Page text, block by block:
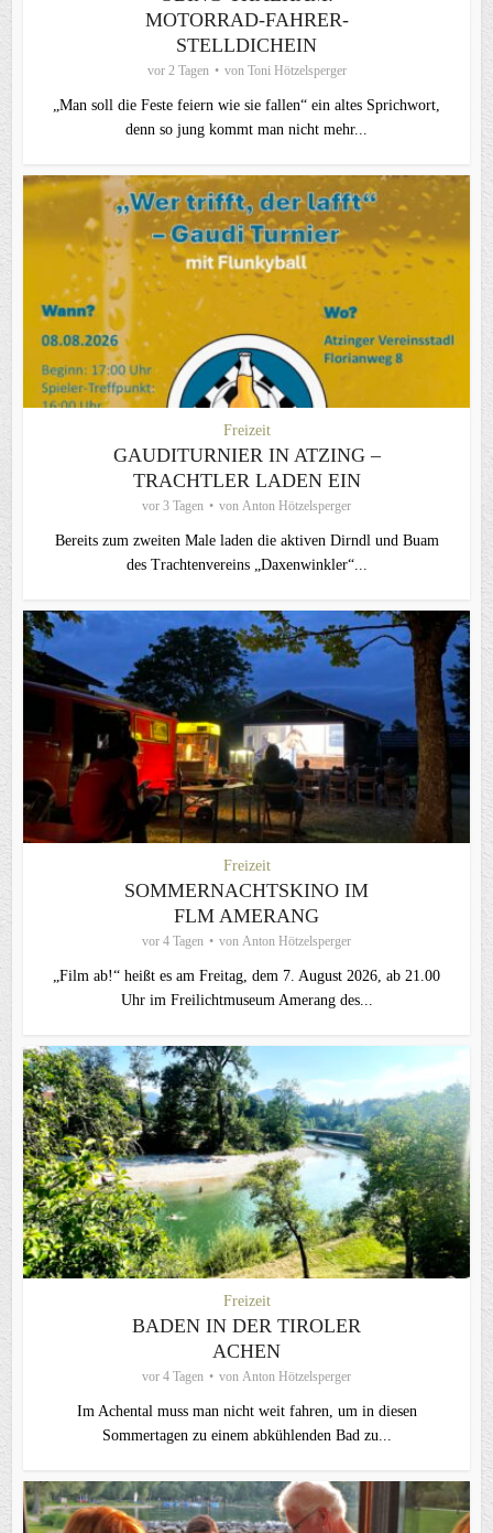
MOTORRAD-FAHRER-
STELLDICHEIN
vor 2 Tagen von Toni Hötzelsperger
„Man soll die Feste feiern wie sie fallen“ ein altes Sprichwort,
denn so jung kommt man nicht mehr...
Freizeit
GAUDITURNIER IN ATZING –
TRACHTLER LADEN EIN
vor 3 Tagen von Anton Hötzelsperger
Bereits zum zweiten Male laden die aktiven Dirndl und Buam
des Trachtenvereins „Daxenwinkler“...
Freizeit
SOMMERNACHTSKINO IM
FLM AMERANG
vor 4 Tagen von Anton Hötzelsperger
„Film ab!“ heißt es am Freitag, dem 7. August 2026, ab 21.00
Uhr im Freilichtmuseum Amerang des...
Freizeit
BADEN IN DER TIROLER
ACHEN
vor 4 Tagen von Anton Hötzelsperger
Im Achental muss man nicht weit fahren, um in diesen
Sommertagen zu einem abkühlenden Bad zu...